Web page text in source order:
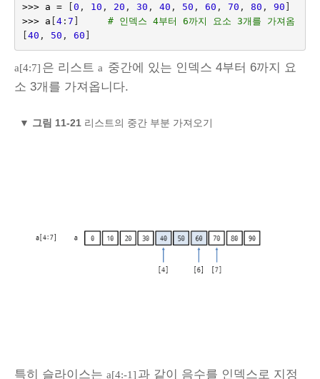
>>> a = 0 , 10 , 20 , 30 , 40 , 50 , 60 , 70 , 80 , 90
>>>
a 4: 7
# 인덱스 4부터 6까지 요소 3개를 가져옴
40 , 50 , 60
a[4:7] 은 리스트 a 중간에 있는 인덱스 4부터 6까지 요
소 3개를 가져옵니다.
▼ 그림 11-21리스트의 중간 부분 가져오기
특히 슬라이스는 a[4:-1] 과 같이 음수를 인덱스로 지정